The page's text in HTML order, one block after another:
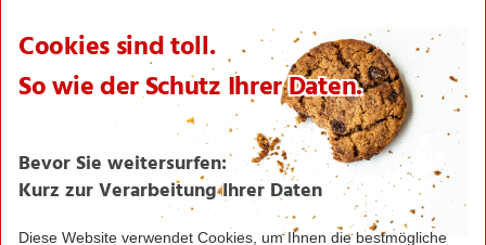
Karriere
Verantwortung/CSR
NORMA News
Seite drucken
Nach oben